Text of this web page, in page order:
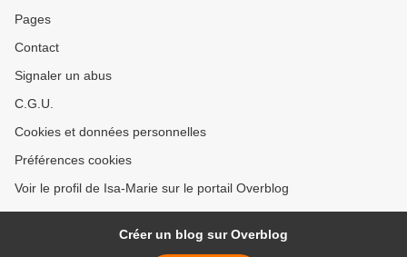
Pages
Contact
Signaler un abus
C.G.U.
Cookies et données personnelles
Préférences cookies
Voir le profil de Isa-Marie sur le portail Overblog
Créer un blog sur Overblog